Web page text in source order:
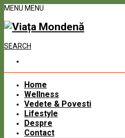
MENU MENU
SEARCH
Home
Wellness
Vedete & Povesti
Lifestyle
Despre
Contact